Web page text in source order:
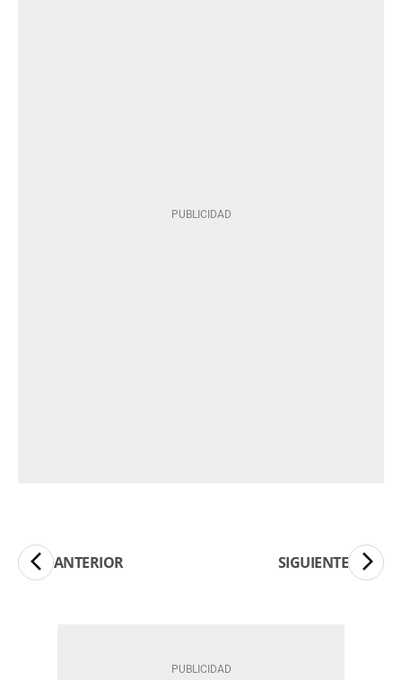
ANTERIOR SIGUIENTE